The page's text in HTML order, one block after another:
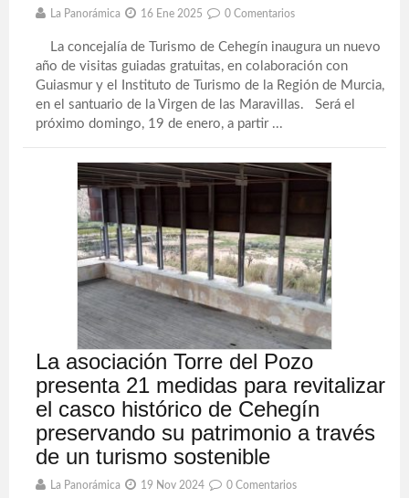
La Panorámica 16 Ene 2025 0 Comentarios
La concejalía de Turismo de Cehegín inaugura un nuevo
año de visitas guiadas gratuitas, en colaboración con
Guiasmur y el Instituto de Turismo de la Región de Murcia,
en el santuario de la Virgen de las Maravillas. Será el
próximo domingo, 19 de enero, a partir ...
La asociación Torre del Pozo
presenta 21 medidas para revitalizar
el casco histórico de Cehegín
preservando su patrimonio a través
de un turismo sostenible
La Panorámica 19 Nov 2024 0 Comentarios